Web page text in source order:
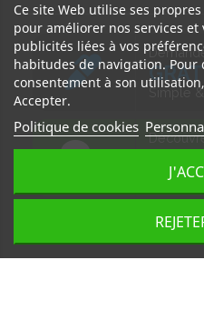
Simple
Ce site Web utilise ses
pour améliorer nos services et
publicités liées à vos
habitudes de navigation. Pour
consentement à son
Accepter.
Politique de cookies
Tous droits